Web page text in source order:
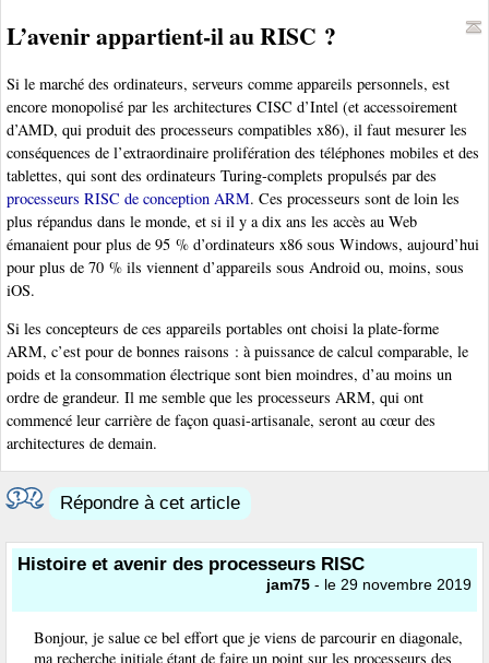
L’avenir appartient-il au RISC ?
Si le marché des ordinateurs, serveurs comme appareils personnels, est
encore monopolisé par les architectures CISC d’Intel (et accessoirement
d’AMD, qui produit des processeurs compatibles x86), il faut mesurer les
conséquences de l’extraordinaire prolifération des téléphones mobiles et des
tablettes, qui sont des ordinateurs Turing-complets propulsés par des
processeurs RISC de conception ARM. Ces processeurs sont de loin les
plus répandus dans le monde, et si il y a dix ans les accès au Web
émanaient pour plus de 95 % d’ordinateurs x86 sous Windows, aujourd’hui
pour plus de 70 % ils viennent d’appareils sous Android ou, moins, sous
iOS.
Si les concepteurs de ces appareils portables ont choisi la plate-forme
ARM, c’est pour de bonnes raisons : à puissance de calcul comparable, le
poids et la consommation électrique sont bien moindres, d’au moins un
ordre de grandeur. Il me semble que les processeurs ARM, qui ont
commencé leur carrière de façon quasi-artisanale, seront au cœur des
architectures de demain.
Répondre à cet article
Histoire et avenir des processeurs RISC
jam75 - le 29 novembre 2019
Bonjour, je salue ce bel effort que je viens de parcourir en diagonale,
ma recherche initiale étant de faire un point sur les processeurs des